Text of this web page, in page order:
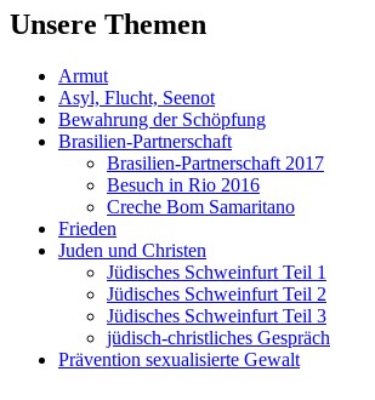
Unsere Themen
Armut
Asyl, Flucht, Seenot
Bewahrung der Schöpfung
Brasilien-Partnerschaft
Brasilien-Partnerschaft 2017
Besuch in Rio 2016
Creche Bom Samaritano
Frieden
Juden und Christen
Jüdisches Schweinfurt Teil 1
Jüdisches Schweinfurt Teil 2
Jüdisches Schweinfurt Teil 3
jüdisch-christliches Gespräch
Prävention sexualisierte Gewalt